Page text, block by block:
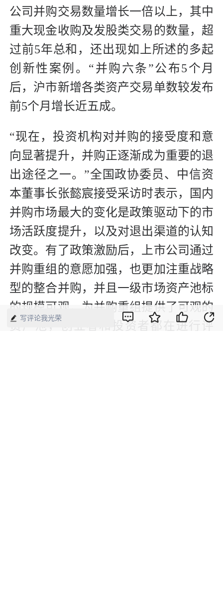
公司并购交易数量增长一倍以上，其中
重大现金收购及发股类交易的数量，超
过前5年总和，还出现如上所述的多起
创新性案例。“并购六条”公布5个月
后，沪市新增各类资产交易单数较发布
前5个月增长近五成。
“现在，投资机构对并购的接受度和意
向显著提升，并购正逐渐成为重要的退
出途径之一。”全国政协委员、中信资
本董事长张懿宸接受采访时表示，国内
并购市场最大的变化是政策驱动下的市
场活跃度提升，以及对退出渠道的认知
改变。有了政策激励后，上市公司通过
并购重组的意愿加强，也更加注重战略
型的整合并购，并且一级市场资产池标
的规模可观，为并购重组提供了可观的
资产池，创业者和投资者都在进行评
写评论我光荣